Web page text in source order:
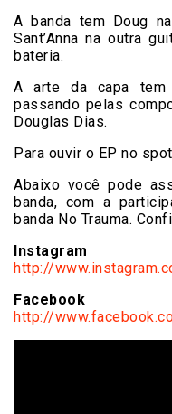
A banda tem Doug
Sant’Anna na outra
bateria.
A arte da capa tem
passando pelas
Douglas Dias.
Para ouvir o EP no
Abaixo você pode
banda, com a
banda No Trauma.
Instagram
http://
Facebook
http://